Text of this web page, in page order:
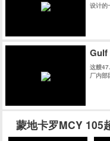
设计的
上史
Gulf
这艘
厂内部
蒙地卡罗MCY 105